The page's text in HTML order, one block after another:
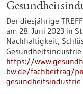
Der diesjährige
am 28. Juni 2023 in
Nachhaltigkeit,
Gesundheitsindustrie.
https://
bw.de/fachbeitrag/
gesundheitsindustrie